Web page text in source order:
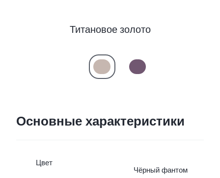
Титановое золото
Основные характеристики
Цвет
Чёрный фантом